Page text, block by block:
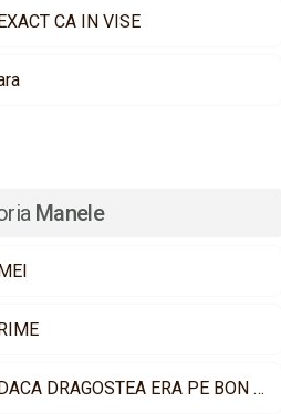
CA IN VISE
Manele
FLORINEL SI IOANA - DACA DRAGOSTEA ERA PE BON FISCAL